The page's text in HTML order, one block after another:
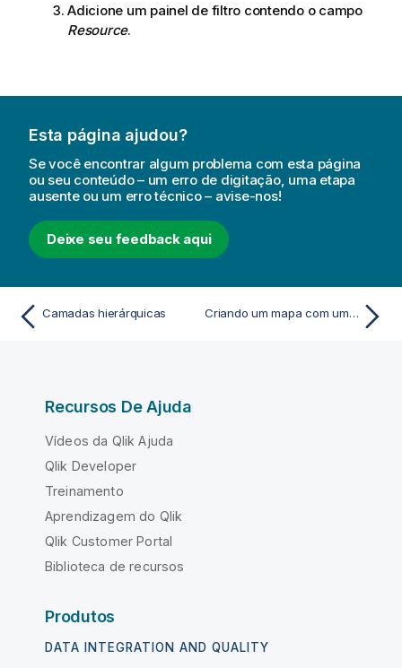
Adicione um painel de filtro contendo o campo
Resource.
Esta página ajudou?
Se você encontrar algum problema com esta página
ou seu conteúdo – um erro de digitação, uma etapa
ausente ou um erro técnico – avise-nos!
Deixe seu feedback aqui
Camadas hierárquicas Criando um mapa com uma camada de plano de fundo de imagem
Recursos De Ajuda
Vídeos da Qlik Ajuda
Qlik Developer
Treinamento
Aprendizagem do Qlik
Qlik Customer Portal
Biblioteca de recursos
Produtos
DATA INTEGRATION AND QUALITY